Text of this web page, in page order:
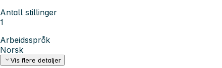
Antall stillinger
1
Arbeidsspråk
Norsk
Vis flere detaljer